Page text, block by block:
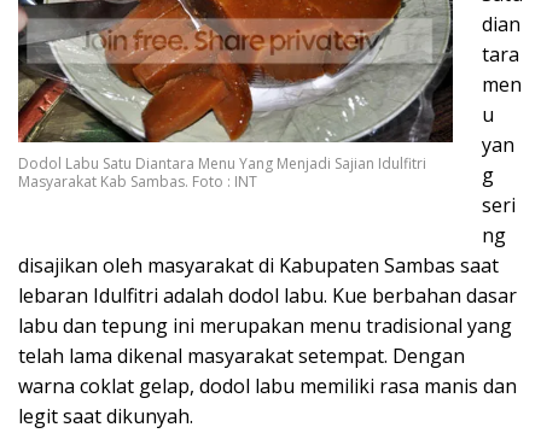
Dodol Labu Satu Diantara Menu Yang Menjadi Sajian Idulfitri
Masyarakat Kab Sambas. Foto : INT
dian
tara
men
u
yan
g
seri
ng
disajikan oleh masyarakat di Kabupaten Sambas saat
lebaran Idulfitri adalah dodol labu. Kue berbahan dasar
labu dan tepung ini merupakan menu tradisional yang
telah lama dikenal masyarakat setempat. Dengan
warna coklat gelap, dodol labu memiliki rasa manis dan
legit saat dikunyah.